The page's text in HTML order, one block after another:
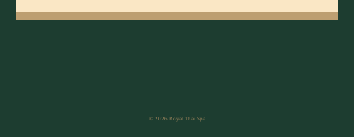
© 2026 Royal Thai Spa